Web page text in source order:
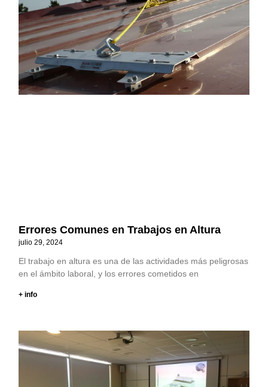
Errores Comunes en Trabajos en Altura
julio 29, 2024
El trabajo en altura es una de las actividades más peligrosas
en el ámbito laboral, y los errores cometidos en
+ info